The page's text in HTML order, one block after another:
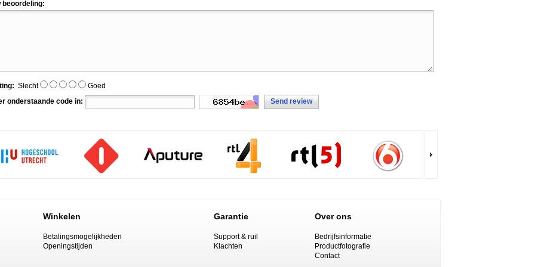
beoordeling:
Slecht
Goed
onderstaande code in:
Send review
Winkelen Garantie Over ons
Betalingsmogelijkheden
Openingstijden
Support & ruil
Klachten
Bedrijfsinformatie
Productfotografie
Contact